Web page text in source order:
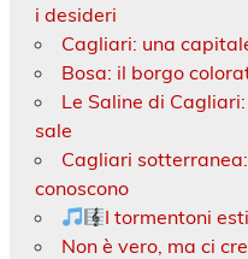
i desideri
Cagliari: una
Bosa: il borgo
Le Saline di
sale
Cagliari
conoscono
I tormentoni
Non è vero, ma ci